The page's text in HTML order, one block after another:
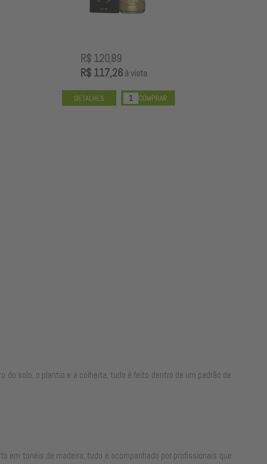
R$ 120,89
R$ 117,26à vista
do solo, o plantio e a colheita, tudo é feito dentro de um padrão de
em tonéis de madeira, tudo é acompanhado por profissionais que